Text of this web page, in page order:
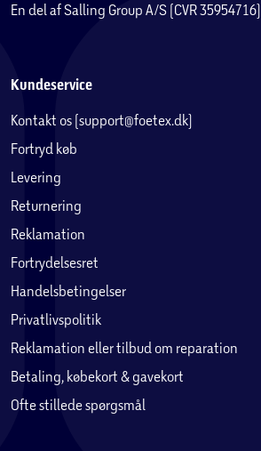
En del af Salling Group A/S (CVR 35954716)
Kundeservice
Kontakt os (support@foetex.dk)
Fortryd køb
Levering
Returnering
Reklamation
Fortrydelsesret
Handelsbetingelser
Privatlivspolitik
Reklamation eller tilbud om reparation
Betaling, købekort & gavekort
Ofte stillede spørgsmål